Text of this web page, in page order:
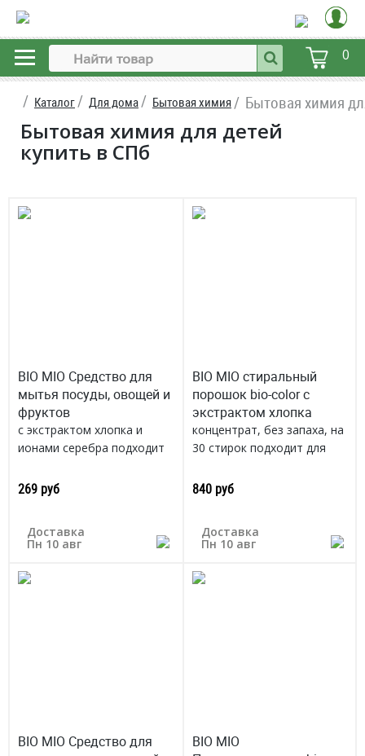
0
Каталог Для дома Бытовая химия Бытовая химия
Бытовая химия для детей
купить в СПб
BIO MIO Средство для
мытья посуды, овощей и
фруктов
с экстрактом хлопка и
ионами серебра подходит
Россия
269 руб
Доставка
Пн 10 авг
BIO MIO стиральный
порошок bio-color с
экстрактом хлопка
концентрат, без запаха, на
30 стирок подходит для
Дания
840 руб
Доставка
Пн 10 авг
BIO MIO Средство для
BIO MIO